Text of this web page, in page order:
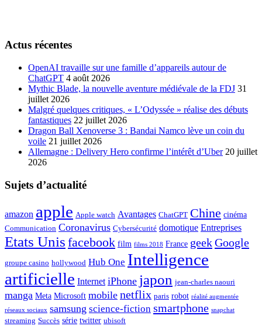
Actus récentes
OpenAI travaille sur une famille d’appareils autour de
ChatGPT 4 août 2026
Mythic Blade, la nouvelle aventure médiévale de la FDJ 31
juillet 2026
Malgré quelques critiques, « L’Odyssée » réalise des débuts
fantastiques 22 juillet 2026
Dragon Ball Xenoverse 3 : Bandai Namco lève un coin du
voile 21 juillet 2026
Allemagne : Delivery Hero confirme l’intérêt d’Uber 20 juillet
2026
Sujets d’actualité
amazon apple Apple watch Avantages ChatGPT Chine cinéma
Communication Coronavirus Cybersécurité domotique Entreprises
Etats Unis facebook film films 2018 France geekGoogle
groupe casino hollywood Hub One Intelligence
artificielle Internet iPhone japon jean-charles naouri
manga Meta Microsoft mobile netflix paris robot réalité augmentée
réseaux sociaux samsung science-fiction smartphone snapchat
streaming Succès série twitter ubisoft